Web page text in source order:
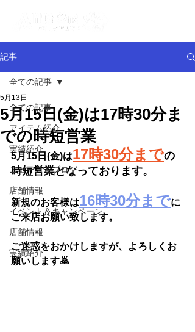
記事
全ての記事
アイテム紹介
実績紹介
ニュース＆ブログ
店舗情報
イベント＆キャンペーン
店舗情報
実績紹介
全ての記事
5月15日(金)は17時30分ま
での時短営業
5月13日
5月15日(金)は17時30分までの
時短営業となっております。
新規のお客様は16時30分までに
ご来店お願い致します。
ご迷惑をおかけしますが、よろしくお
願いします🙇